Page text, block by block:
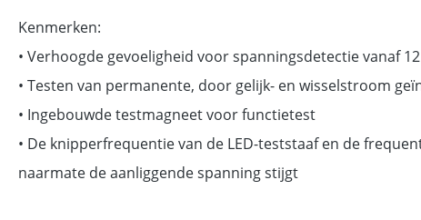
Kenmerken:
• Verhoogde gevoeligheid voor spanningsdetectie vanaf
• Testen van permanente, door gelijk- en wisselstroom
• Ingebouwde testmagneet voor functietest
• De knipperfrequentie van de LED-teststaaf en de
naarmate de aanliggende spanning stijgt